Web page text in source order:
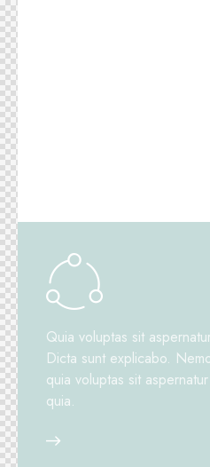
Quia voluptas sit
Dicta sunt explicabo.
quia voluptas sit
quia.